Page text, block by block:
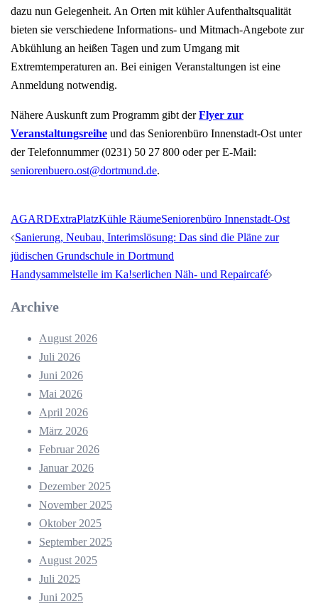
dazu nun Gelegenheit. An Orten mit kühler Aufenthaltsqualität
bieten sie verschiedene Informations- und Mitmach-Angebote zur
Abkühlung an heißen Tagen und zum Umgang mit
Extremtemperaturen an. Bei einigen Veranstaltungen ist eine
Anmeldung notwendig.
Nähere Auskunft zum Programm gibt derFlyer zur
Veranstaltungsreihe und das Seniorenbüro Innenstadt-Ost unter
der Telefonnummer (0231) 50 27 800 oder per E-Mail:
seniorenbuero.ost@dortmund.de.
AGARDExtraPlatzKühle RäumeSeniorenbüro Innenstadt-Ost
Beitrags-
Navigation
Sanierung, Neubau, Interimslösung: Das sind die Pläne zur
jüdischen Grundschule in Dortmund
Handysammelstelle im Ka!serlichen Näh- und Repaircafé
Archive
August 2026
Juli 2026
Juni 2026
Mai 2026
April 2026
März 2026
Februar 2026
Januar 2026
Dezember 2025
November 2025
Oktober 2025
September 2025
August 2025
Juli 2025
Juni 2025